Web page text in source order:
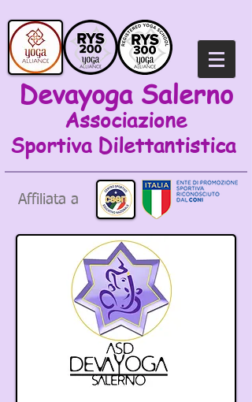
Devayoga Salerno
Associazione
Sportiva Dilettantistica
Affiliata a